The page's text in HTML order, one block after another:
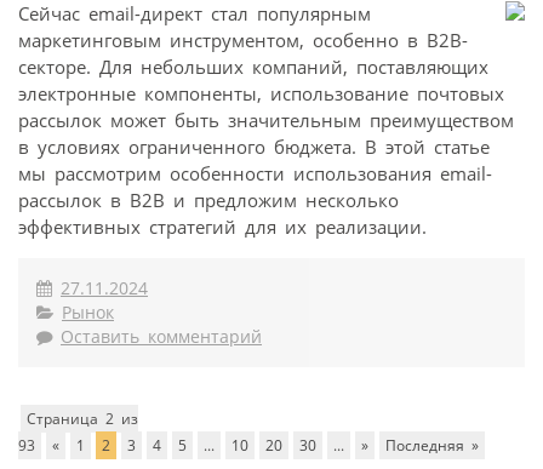
Сейчас email-директ стал популярным
маркетинговым инструментом, особенно в B2B-
секторе. Для небольших компаний, поставляющих
электронные компоненты, использование почтовых
рассылок может быть значительным преимуществом
в условиях ограниченного бюджета. В этой статье
мы рассмотрим особенности использования email-
рассылок в B2B и предложим несколько
эффективных стратегий для их реализации.
27.11.2024
Рынок
Оставить комментарий
Страница 2 из
93
« 1 2 3 4 5 ... 10 20 30 ... » Последняя »